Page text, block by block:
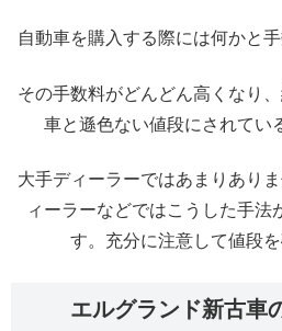
自動車を購入する際には何かと
その手数料がどんどん高くなり
車と遜色ない値段にされてい
大手ディーラーではあまりあり
ィーラーなどではこうした手法
す。充分に注意して値段を
エルグランド新古車